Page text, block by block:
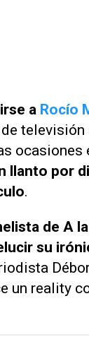
a Rocío
televisión
ocasiones
llanto por
.
de A
su
un reality